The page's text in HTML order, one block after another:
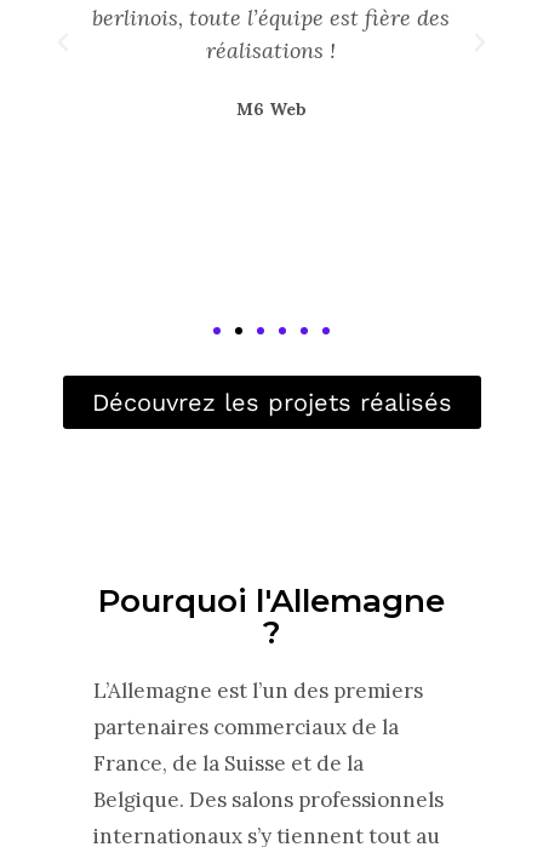
berlinois, toute l’équipe est fière des
réalisations !
M6 Web
Découvrez les projets réalisés
Pourquoi l'Allemagne
?
L’Allemagne est l’un des premiers
partenaires commerciaux de la
France, de la Suisse et de la
Belgique. Des salons professionnels
internationaux s’y tiennent tout au